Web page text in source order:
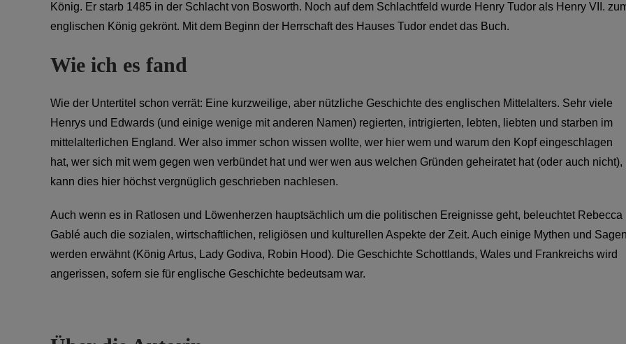
König. Er starb 1485 in der Schlacht von Bosworth. Noch auf dem Schlachtfeld wurde Henry Tudor als Henry VII.
englischen König gekrönt. Mit dem Beginn der Herrschaft des Hauses Tudor endet das Buch.
Wie ich es fand
Wie der Untertitel schon verrät: Eine kurzweilige, aber nützliche Geschichte des englischen Mittelalters. Sehr viele
Henrys und Edwards (und einige wenige mit anderen Namen) regierten, intrigierten, lebten, liebten und starben im
mittelalterlichen England. Wer also immer schon wissen wollte, wer hier wem und warum den Kopf eingeschlagen
hat, wer sich mit wem gegen wen verbündet hat und wer wen aus welchen Gründen geheiratet hat (oder auch nicht),
kann dies hier höchst vergnüglich geschrieben nachlesen.
Auch wenn es in Ratlosen und Löwenherzen hauptsächlich um die politischen Ereignisse geht, beleuchtet Rebecca
Gablé auch die sozialen, wirtschaftlichen, religiösen und kulturellen Aspekte der Zeit. Auch einige Mythen und
werden erwähnt (König Artus, Lady Godiva, Robin Hood). Die Geschichte Schottlands, Wales und Frankreichs wird
angerissen, sofern sie für englische Geschichte bedeutsam war.